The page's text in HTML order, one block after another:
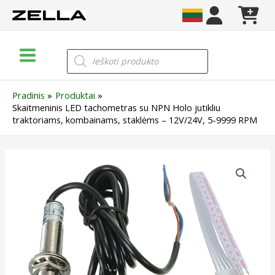
prie
Menu
Products
search
Pradinis
Produktai
Skaitmeninis LED tachometras su NPN Holo jutikliu
traktoriams, kombainams, staklėms – 12V/24V, 5-9999 RPM
Skaitmeninis
tachometras
Holo